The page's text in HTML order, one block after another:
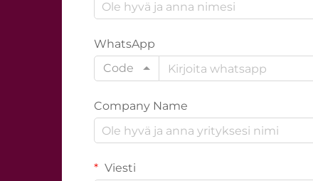
WhatsApp
Code
Company Name
Viesti